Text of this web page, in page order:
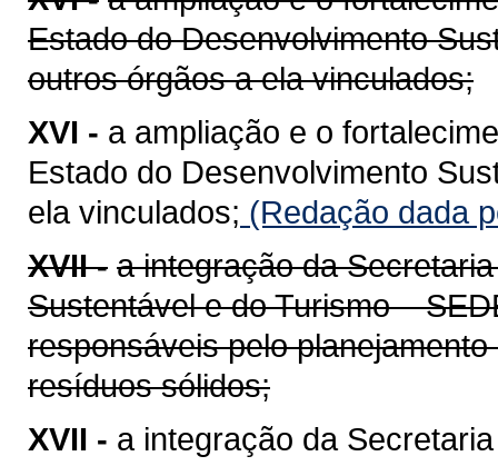
Estado do Desenvolvimento
outros órgãos a ela vinculados;
XVI - a ampliação e o
Estado do Desenvolvimento
ela vinculados; (Redação dada
XVII - a integração da
Sustentável e do Turismo –
responsáveis pelo
resíduos sólidos;
XVII - a integração da